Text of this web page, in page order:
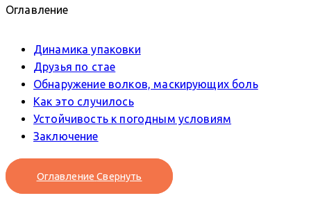
Оглавление
Динамика упаковки
Друзья по стае
Обнаружение волков, маскирующих боль
Как это случилось
Устойчивость к погодным условиям
Заключение
Оглавление Свернуть